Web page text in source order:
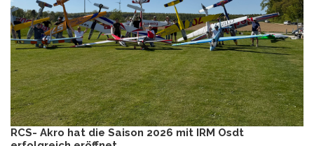
RCS- Akro hat die Saison 2026 mit IRM Osdt